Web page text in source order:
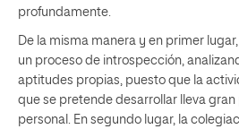
profundamente.
De la misma manera y en primer
un proceso de introspección,
aptitudes propias, puesto que la
que se pretende desarrollar lleva
personal. En segundo lugar, la